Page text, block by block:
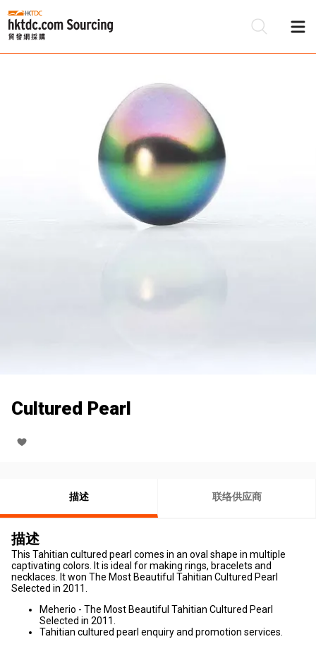
Cultured Pearl
描述 联络供应商
描述
This Tahitian cultured pearl comes in an oval shape in multiple
captivating colors. It is ideal for making rings, bracelets and
necklaces. It won The Most Beautiful Tahitian Cultured Pearl
Selected in 2011.
Meherio - The Most Beautiful Tahitian Cultured Pearl
Selected in 2011.
Tahitian cultured pearl enquiry and promotion services.